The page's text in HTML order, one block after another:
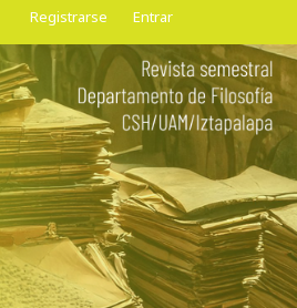
Registrarse Entrar